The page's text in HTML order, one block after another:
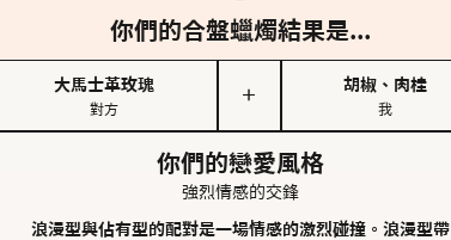
你們的合盤蠟燭結果是...
大馬士革玫瑰
對方
＋
胡椒、肉桂
我
你們的戀愛風格
強烈情感的交鋒
浪漫型與佔有型的配對是一場情感的激烈碰撞。浪漫型帶